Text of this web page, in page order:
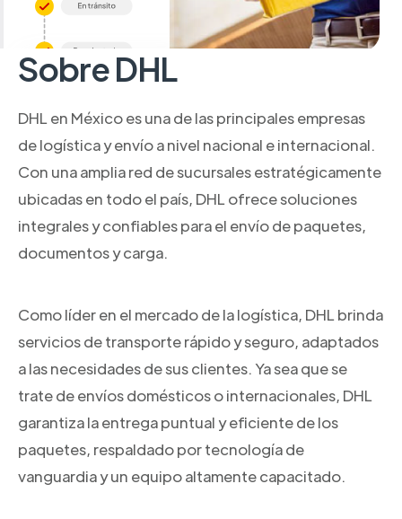
Sobre DHL
DHL en México es una de las principales empresas
de logística y envío a nivel nacional e internacional.
Con una amplia red de sucursales estratégicamente
ubicadas en todo el país, DHL ofrece soluciones
integrales y confiables para el envío de paquetes,
documentos y carga.
Como líder en el mercado de la logística, DHL brinda
servicios de transporte rápido y seguro, adaptados
a las necesidades de sus clientes. Ya sea que se
trate de envíos domésticos o internacionales, DHL
garantiza la entrega puntual y eficiente de los
paquetes, respaldado por tecnología de
vanguardia y un equipo altamente capacitado.